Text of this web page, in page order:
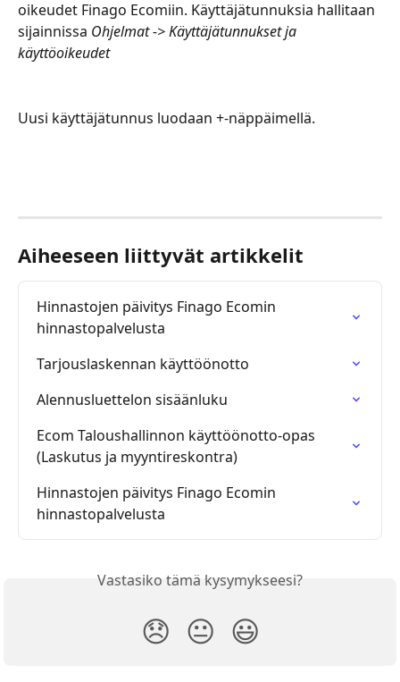
oikeudet Finago Ecomiin. Käyttäjätunnuksia hallitaan
sijainnissa Ohjelmat -> Käyttäjätunnukset ja
käyttöoikeudet
Uusi käyttäjätunnus luodaan +-näppäimellä.
Aiheeseen liittyvät artikkelit
Hinnastojen päivitys Finago Ecomin
hinnastopalvelusta
Tarjouslaskennan käyttöönotto
Alennusluettelon sisäänluku
Ecom Taloushallinnon käyttöönotto-opas
(Laskutus ja myyntireskontra)
Hinnastojen päivitys Finago Ecomin
hinnastopalvelusta
Vastasiko tämä kysymykseesi?
😞 😐 😃